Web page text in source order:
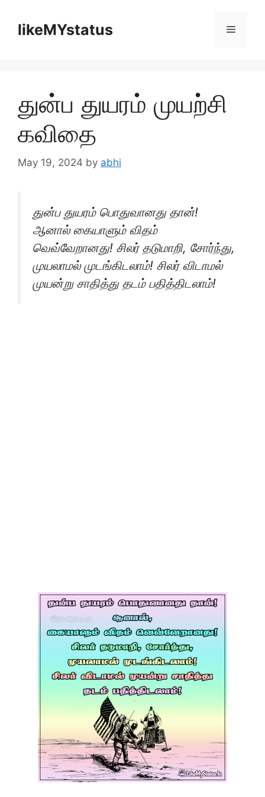
contentlikeMYstatus Menu
துன்ப துயரம் முயற்சி
கவிதை
May 19, 2024 by abhi
துன்ப துயரம் பொதுவானது தான்!
ஆனால் கையாளும் விதம்
வெவ்வேறானது! சிலர் தடுமாறி, சோர்ந்து,
முயலாமல் முடங்கிடலாம்! சிலர் விடாமல்
முயன்று சாதித்து தடம் பதித்திடலாம்!